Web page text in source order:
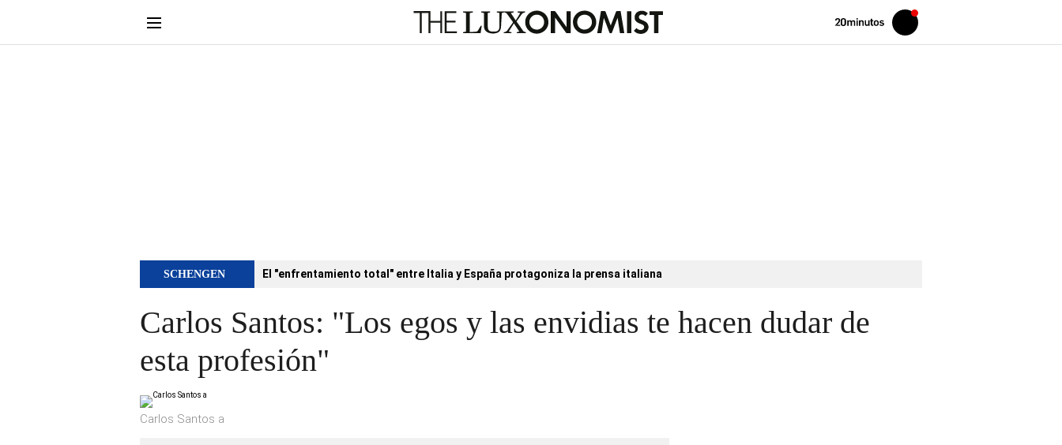
Volver
Iniciar
sesión
SCHENGEN El "enfrentamiento total" entre Italia y España protagoniza la prensa italiana
Carlos Santos: "Los egos y las envidias te hacen dudar de
esta profesión"
Carlos Santos a